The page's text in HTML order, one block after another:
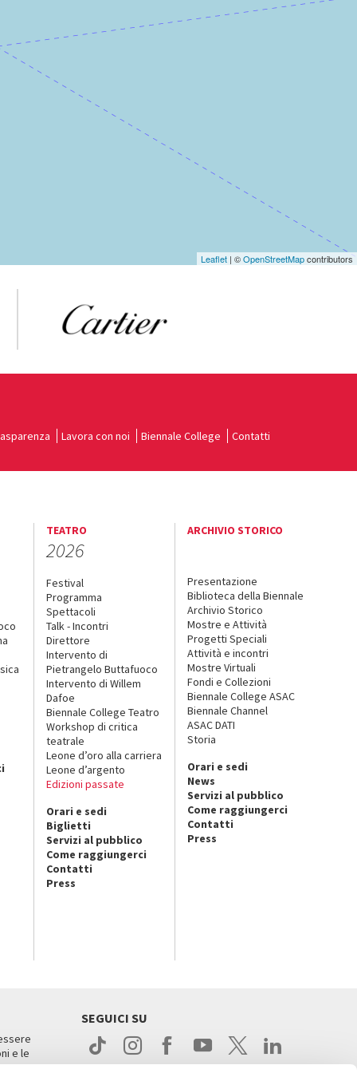
Leaflet | ©OpenStreetMapcontributors
Lavora con noi Biennale College Contatti
TEATRO
2026
Festival
Programma
Spettacoli
Talk - Incontri
Direttore
Intervento di
Pietrangelo Buttafuoco
Intervento di Willem
Dafoe
Biennale College Teatro
Workshop di critica
teatrale
Leone d’oro alla carriera
Leone d’argento
Edizioni passate
Orari e sedi
Biglietti
Servizi al pubblico
Come raggiungerci
Contatti
Press
ARCHIVIO STORICO
Presentazione
Biblioteca della Biennale
Archivio Storico
Mostre e Attività
Progetti Speciali
Attività e incontri
Mostre Virtuali
Fondi e Collezioni
Biennale College ASAC
Biennale Channel
ASAC DATI
Storia
Orari e sedi
News
Servizi al pubblico
Come raggiungerci
Contatti
Press
e le
SEGUICI SU